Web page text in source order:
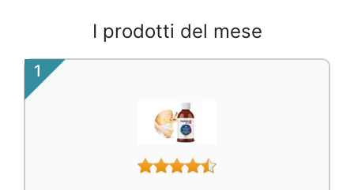
I prodotti del mese
1